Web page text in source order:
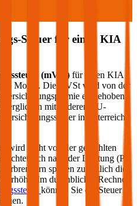
Steuer für einen KIA
(mVSt) für einen KIA
pro Monat. Die mVSt wird von der
eingehoben
mit anderen EU-
in Österreich
wird nicht von der gewählten
sich nach der Leistung (PS
spielen zusätzlich die
Im durchblicker Rechner
können Sie die Steuer